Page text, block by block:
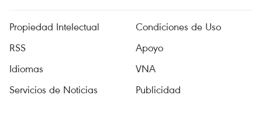
Propiedad Intelectual
Condiciones de Uso
RSS
Apoyo
Idiomas
VNA
Servicios de Noticias
Publicidad